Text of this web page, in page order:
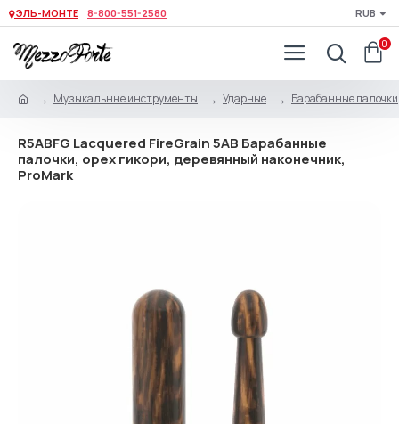
ЭЛЬ-МОНТЕ 8-800-551-2580 RUB
0
Музыкальные инструменты Ударные Барабанные
R5ABFG Lacquered FireGrain 5AB Барабанные
палочки, орех гикори, деревянный наконечник,
ProMark